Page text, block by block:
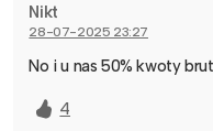
Nikt
28-07-2025 23:27
No i u nas 50% kwoty
4